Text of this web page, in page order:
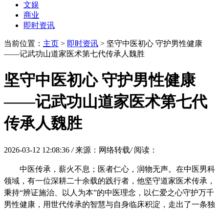
文娱
商业
即时资讯
当前位置： 主页 > 即时资讯 > 坚守中医初心 守护男性健康
——记武功山道家医术第七代传承人魏胜
坚守中医初心 守护男性健康
——记武功山道家医术第七代
传承人魏胜
2026-03-12 12:08:36 / 来源：网络转载/ 阅读：
中医传承，薪火不息；医者仁心，润物无声。在中医男科
领域，有一位深耕二十余载的践行者，他坚守道家医术传承，
秉持“辨证施治、以人为本”的中医理念，以仁爱之心守护万千
男性健康，用世代传承的智慧与自身临床积淀，走出了一条独